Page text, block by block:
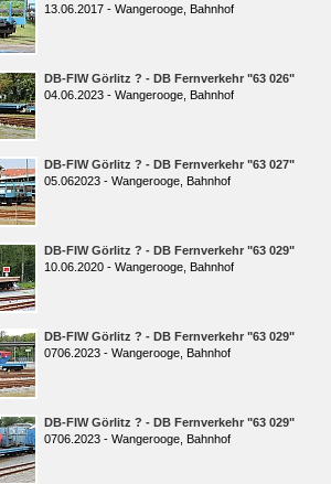
13.06.2017 - Wangerooge, Bahnhof
DB-FIW Görlitz ? - DB Fernverkehr "63 026"
04.06.2023 - Wangerooge, Bahnhof
DB-FIW Görlitz ? - DB Fernverkehr "63 027"
05.062023 - Wangerooge, Bahnhof
DB-FIW Görlitz ? - DB Fernverkehr "63 029"
10.06.2020 - Wangerooge, Bahnhof
DB-FIW Görlitz ? - DB Fernverkehr "63 029"
0706.2023 - Wangerooge, Bahnhof
DB-FIW Görlitz ? - DB Fernverkehr "63 029"
0706.2023 - Wangerooge, Bahnhof